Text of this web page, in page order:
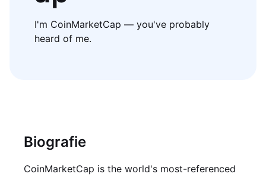
I'm CoinMarketCap — you've probably
heard of me.
Biografie
CoinMarketCap is the world's most-referenced